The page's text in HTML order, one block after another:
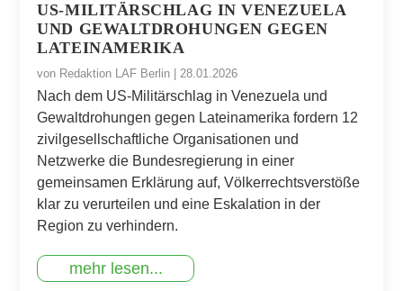
US-MILITÄRSCHLAG IN VENEZUELA
UND GEWALTDROHUNGEN GEGEN
LATEINAMERIKA
von Redaktion LAF Berlin |28.01.2026
Nach dem US-Militärschlag in Venezuela und
Gewaltdrohungen gegen Lateinamerika fordern 12
zivilgesellschaftliche Organisationen und
Netzwerke die Bundesregierung in einer
gemeinsamen Erklärung auf, Völkerrechtsverstöße
klar zu verurteilen und eine Eskalation in der
Region zu verhindern.
mehr lesen...